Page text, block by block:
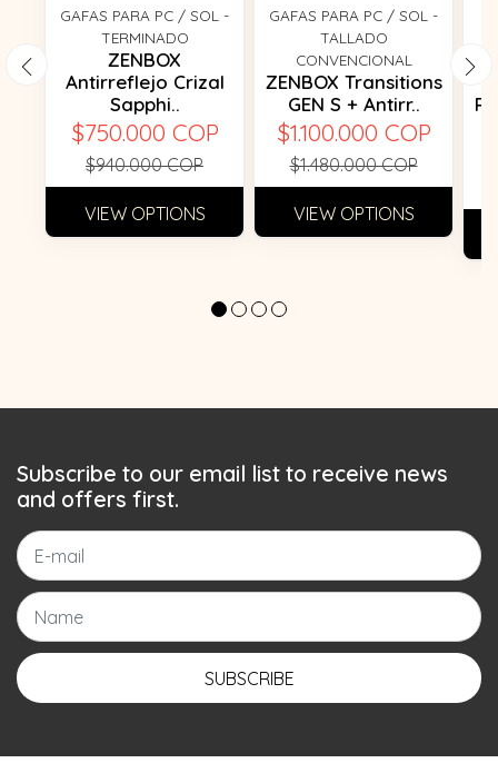
GAFAS PARA PC / SOL -
TERMINADO
ZENBOX
Antirreflejo Crizal
Sapphi..
$750.000 COP
$940.000 COP
VIEW OPTIONS
GAFAS PARA PC / SOL -
TALLADO
CONVENCIONAL
ZENBOX Transitions
GEN S + Antirr..
$1.100.000 COP
$1.480.000 COP
VIEW OPTIONS
Subscribe to our email list to receive news
and offers first.
SUBSCRIBE